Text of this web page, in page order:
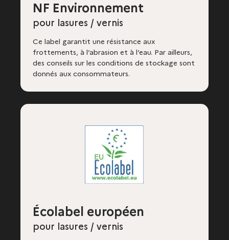
NF Environnement
pour lasures / vernis
Ce label garantit une résistance aux
frottements, à l’abrasion et à l’eau. Par ailleurs,
des conseils sur les conditions de stockage sont
donnés aux consommateurs.
Écolabel européen
pour lasures / vernis